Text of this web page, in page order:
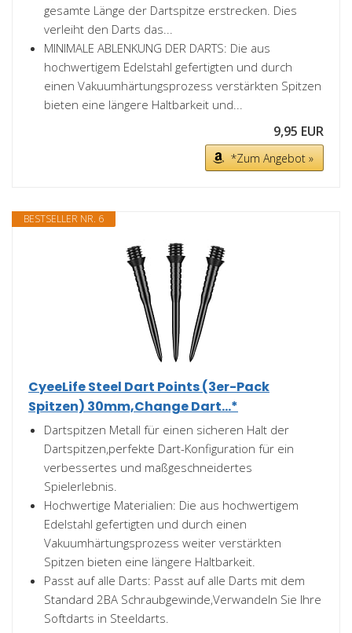
gesamte Länge der Dartspitze erstrecken. Dies
verleiht den Darts das...
MINIMALE ABLENKUNG DER DARTS: Die aus
hochwertigem Edelstahl gefertigten und durch
einen Vakuumhärtungsprozess verstärkten Spitzen
bieten eine längere Haltbarkeit und...
9,95 EUR
*Zum Angebot »
BESTSELLER NR. 6
CyeeLife Steel Dart Points (3er-Pack
Spitzen) 30mm,Change Dart...*
Dartspitzen Metall für einen sicheren Halt der
Dartspitzen,perfekte Dart-Konfiguration für ein
verbessertes und maßgeschneidertes
Spielerlebnis.
Hochwertige Materialien: Die aus hochwertigem
Edelstahl gefertigten und durch einen
Vakuumhärtungsprozess weiter verstärkten
Spitzen bieten eine längere Haltbarkeit.
Passt auf alle Darts: Passt auf alle Darts mit dem
Standard 2BA Schraubgewinde,Verwandeln Sie Ihre
Softdarts in Steeldarts.